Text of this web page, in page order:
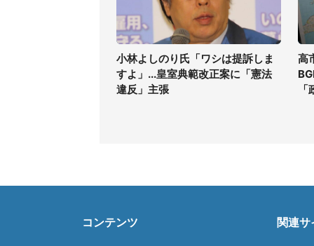
小林よしのり氏「ワシは提訴しま
すよ」...皇室典範改正案に「憲法
違反」主張
高
コンテンツ 関連サ